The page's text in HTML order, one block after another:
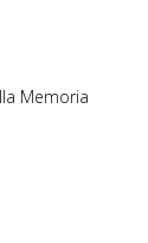
Memoria